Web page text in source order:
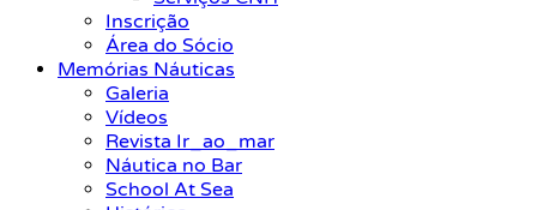
Inscrição
Área do Sócio
Memórias Náuticas
Galeria
Vídeos
Revista Ir_ao_mar
Náutica no Bar
School At Sea